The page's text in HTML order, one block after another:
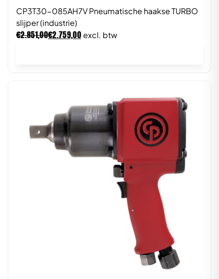
CP3T30-085AH7V Pneumatische haakse TURBO
slijper (industrie)
€2.851,00€2.759,00 excl. btw